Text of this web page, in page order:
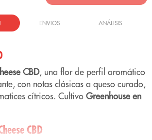
ENVIOS ANÁLISIS
CBD, una flor de perfil aromático
con notas clásicas a queso curado,
cítricos. Cultivo Greenhouse en
CBD